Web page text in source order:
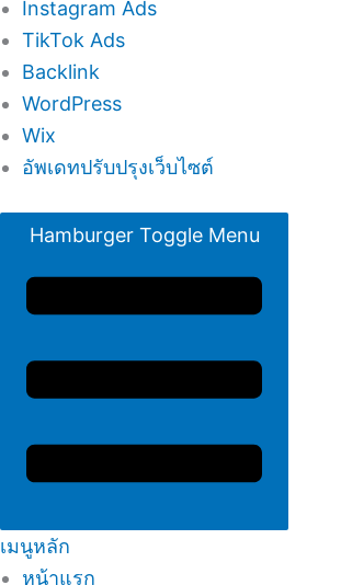
Instagram Ads
TikTok Ads
Backlink
WordPress
Wix
อัพเดทปรับปรุงเว็บไซต์
Hamburger Toggle Menu
เมนูหลัก
หน้าแรก